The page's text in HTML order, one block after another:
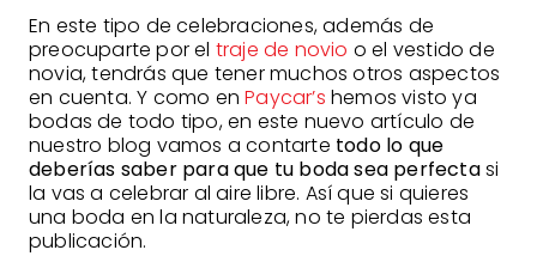
En este tipo de celebraciones, además de
preocuparte por el traje de novio o el vestido de
novia, tendrás que tener muchos otros aspectos
en cuenta. Y como enPaycar’s hemos visto ya
bodas de todo tipo, en este nuevo artículo de
nuestro blog vamos a contarte todo lo que
deberías saber para que tu boda sea perfectasi
la vas a celebrar al aire libre. Así que si quieres
una boda en la naturaleza, no te pierdas esta
publicación.